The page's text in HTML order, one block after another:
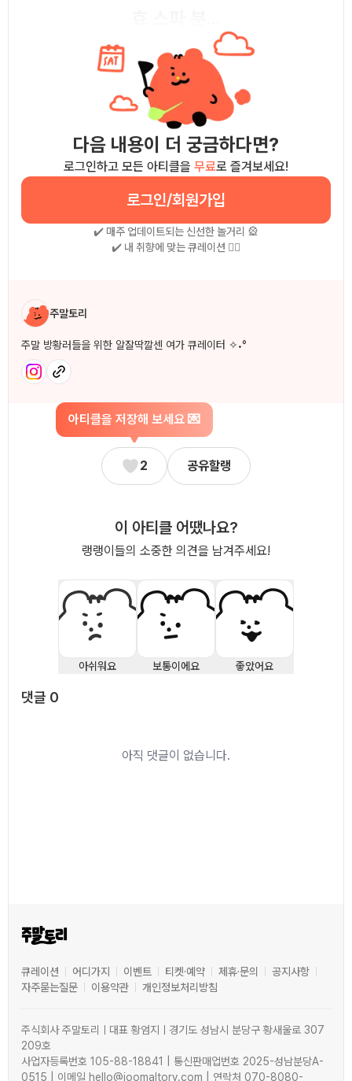
다음 내용이 더 궁금하다면?
로그인하고 모든 아티클을 무료로 즐겨보세요!
로그인/회원가입
✔️ 매주 업데이트되는 신선한 놀거리 🎡
✔️ 내 취향에 맞는 큐레이션 🧚‍♀
작성자 소개
주말토리
주말 방황러들을 위한 알잘딱깔센 여가 큐레이터 ✧˖°
아티클을 저장해 보세요 💌
2 공유할랭
이 아티클 어땠나요?
랭랭이들의 소중한 의견을 남겨주세요!
아쉬워요 보통이에요 좋았어요
댓글 0
아직 댓글이 없습니다.
큐레이션 어디가지 이벤트 티켓·예약 제휴·문의
공지사항
자주묻는질문
이용약관 개인정보처리방침
주식회사 주말토리ㅣ대표 황엄지ㅣ경기도 성남시 분당구 황새울로 307
209호
사업자등록번호 105-88-18841 | 통신판매업번호 2025-성남분당A-
0515 | 이메일 hello@joomaltory.com | 연락처 070-8080-